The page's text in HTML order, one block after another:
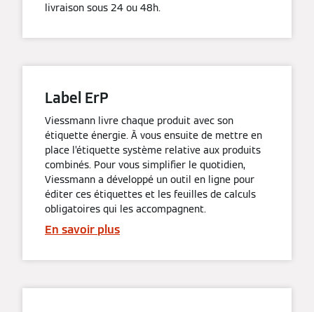
livraison sous 24 ou 48h.
Label ErP
Viessmann livre chaque produit avec son
étiquette énergie. À vous ensuite de mettre en
place l’étiquette système relative aux produits
combinés. Pour vous simplifier le quotidien,
Viessmann a développé un outil en ligne pour
éditer ces étiquettes et les feuilles de calculs
obligatoires qui les accompagnent.
En savoir plus